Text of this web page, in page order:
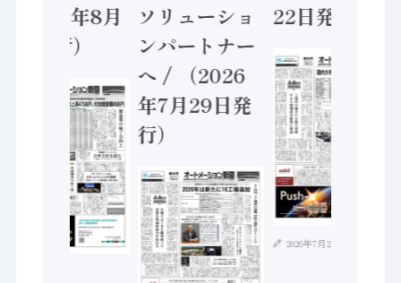
（2026年8月
5日発行）
ソリューショ
ンパートナー
へ / （2026
年7月29日発
行）
22日発行）
2026年7月21日